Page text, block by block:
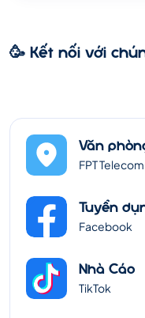
🥳 Kết nối với
Văn
FPT Telecom
Tuyển
Facebook
Nhà Cáo
TikTok